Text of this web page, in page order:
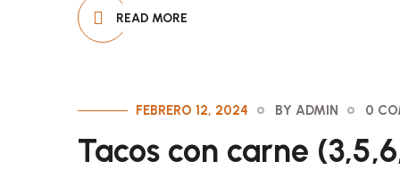
READ MORE
FEBRERO 12, 2024 BY ADMIN 0
Tacos con carne